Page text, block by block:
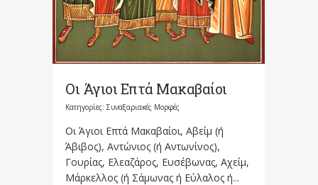
Οι Άγιοι Επτά Μακαβαίοι
Κατηγορίες: Συναξαριακές Μορφές
Οι Άγιοι Επτά Μακαβαίοι, Αβείμ (ή
Άβιβος), Αντώνιος (ή Αντωνίνος),
Γουρίας, Ελεαζάρος, Ευσέβωνας, Αχείμ,
Μάρκελλος (ή Σάμωνας ή Εύλαλος ή...